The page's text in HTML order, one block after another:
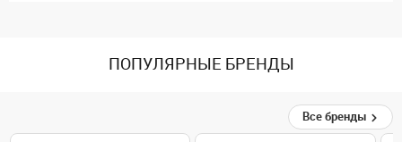
ПОПУЛЯРНЫЕ БРЕНДЫ
Все бренды